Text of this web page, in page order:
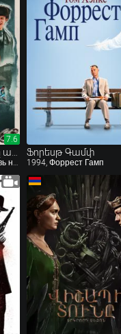
7.6
7.6
Ֆորեսթ Գամփ
1994, Форрест Гамп